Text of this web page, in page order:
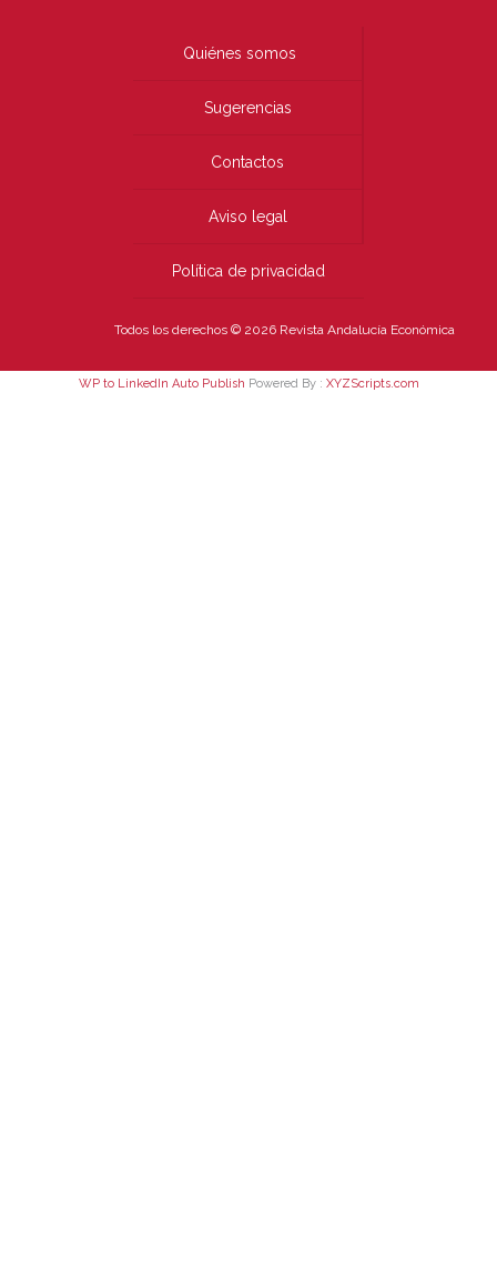
Quiénes somos
Sugerencias
Contactos
Aviso legal
Política de privacidad
Todos los derechos © 2026 Revista Andalucía Económica
WP to LinkedIn Auto Publish Powered By : XYZScripts.com